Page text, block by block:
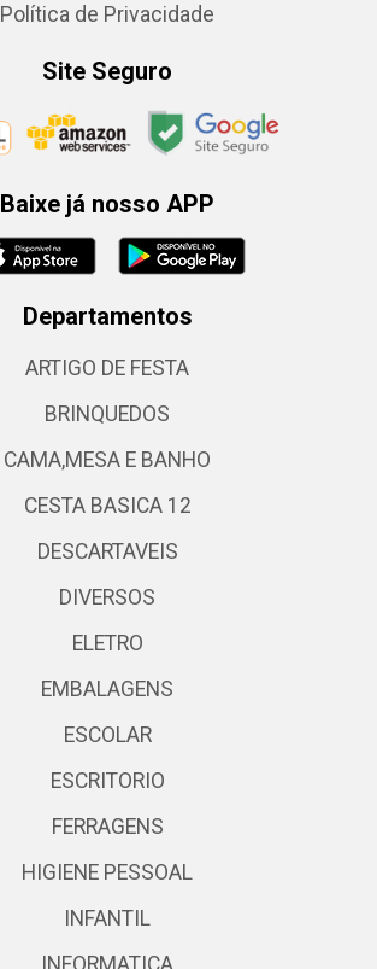
Política de Privacidade
Site Seguro
Baixe já nosso APP
Departamentos
ARTIGO DE FESTA
BRINQUEDOS
CAMA,MESA E BANHO
CESTA BASICA 12
DESCARTAVEIS
DIVERSOS
ELETRO
EMBALAGENS
ESCOLAR
ESCRITORIO
FERRAGENS
HIGIENE PESSOAL
INFANTIL